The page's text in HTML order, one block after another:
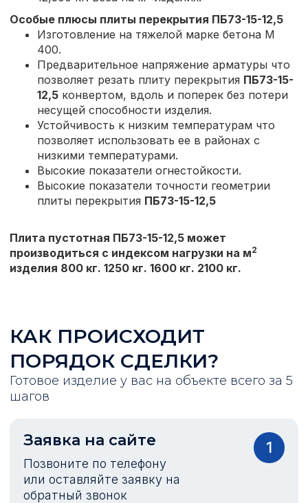
Особые плюсы плиты перекрытия ПБ73-15-12,5
Изготовление на тяжелой марке бетона М
400.
Предварительное напряжение арматуры что
позволяет резать плиту перекрытия ПБ73-15-
12,5 конвертом, вдоль и поперек без потери
несущей способности изделия.
Устойчивость к низким температурам что
позволяет использовать ее в районах с
низкими температурами.
Высокие показатели огнестойкости.
Высокие показатели точности геометрии
плиты перекрытия ПБ73-15-12,5
Плита пустотная ПБ73-15-12,5 может
производиться с индексом нагрузки на м2
изделия 800 кг. 1250 кг. 1600 кг. 2100 кг.
КАК ПРОИСХОДИТ
ПОРЯДОК СДЕЛКИ?
Готовое изделие у вас на объекте всего за 5
шагов
Заявка на сайте
Позвоните по телефону
или оставляйте заявку на
обратный звонок
1